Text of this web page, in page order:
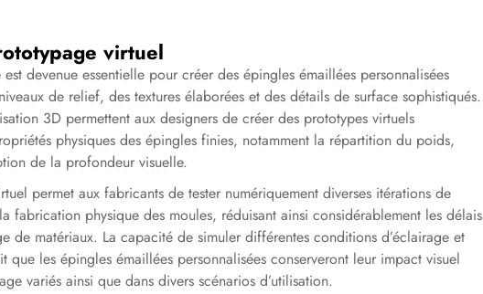
virtuel
devenue essentielle pour créer des épingles émaillées personnalisées
de relief, des textures élaborées et des détails de surface sophistiqués.
3D permettent aux designers de créer des prototypes virtuels
physiques des épingles finies, notamment la répartition du poids,
de la profondeur visuelle.
permet aux fabricants de tester numériquement diverses itérations de
fabrication physique des moules, réduisant ainsi considérablement les délais
de matériaux. La capacité de simuler différentes conditions d’éclairage et
que les épingles émaillées personnalisées conserveront leur impact visuel
variés ainsi que dans divers scénarios d’utilisation.